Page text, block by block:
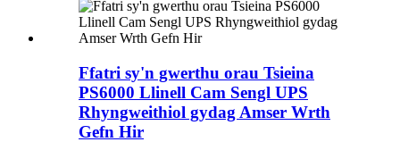
Ffatri sy'n gwerthu orau Tsieina
PS6000 Llinell Cam Sengl UPS
Rhyngweithiol gydag Amser Wrth
Gefn Hir